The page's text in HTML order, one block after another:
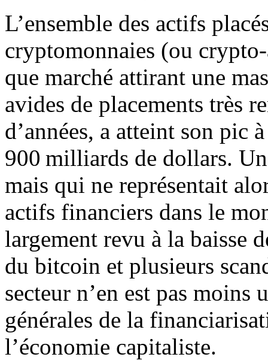
L’ensemble des actifs
cryptomonnaies (ou
que marché attirant une
avides de placements très
d’années, a atteint son pic
900 milliards de dollars.
mais qui ne représentait
actifs financiers dans le
largement revu à la baisse
du bitcoin et plusieurs
secteur n’en est pas moins
générales de la
l’économie capitaliste.